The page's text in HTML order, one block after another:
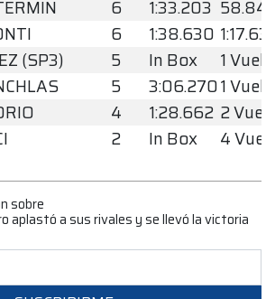
6 1:33.203
6 1:38.630
(SP3) 5 In Box
1
5 3:06.2701
4 1:28.662 2
2 In Box 4
sobre
aplastó a sus rivales y se llevó la victoria